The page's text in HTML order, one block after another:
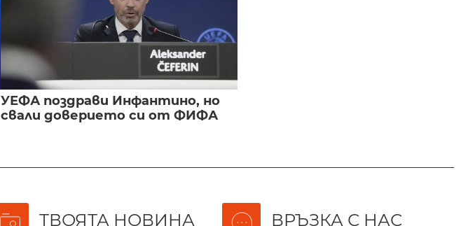
УЕФА поздрави Инфантино, но
свали доверието си от ФИФА
ТВОЯТА НОВИНА ВРЪЗКА С НАС